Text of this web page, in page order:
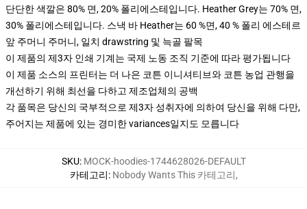
단단한 색깔은 80% 면, 20% 폴리에스테입니다. Heather Grey는 70% 면,
30% 폴리에스테입니다. 스낵 바 Heather는 60 %면, 40 % 폴리 에스테르
앞 주머니 주머니, 일치 drawstring 및 늑골 팔목
이 제품의 제3자 인쇄 기계는 국제 노동 조직 기준에 따라 평가됩니다
이 제품 소스의 프린터는 더 나은 코튼 이니셔티브와 코튼 농업 관행을
개선하기 위해 최선을 다하고 제조업체의 공백
각 품목은 당신의 국부적으로 제3자 성취자에 의하여 당신을 위해 다만,
주어지는 제품에 있는 경미한 variances일지도 모릅니다
SKU: MOCK-hoodies-1744628026-DEFAULT
카테고리: Nobody Wants This 카테고리,